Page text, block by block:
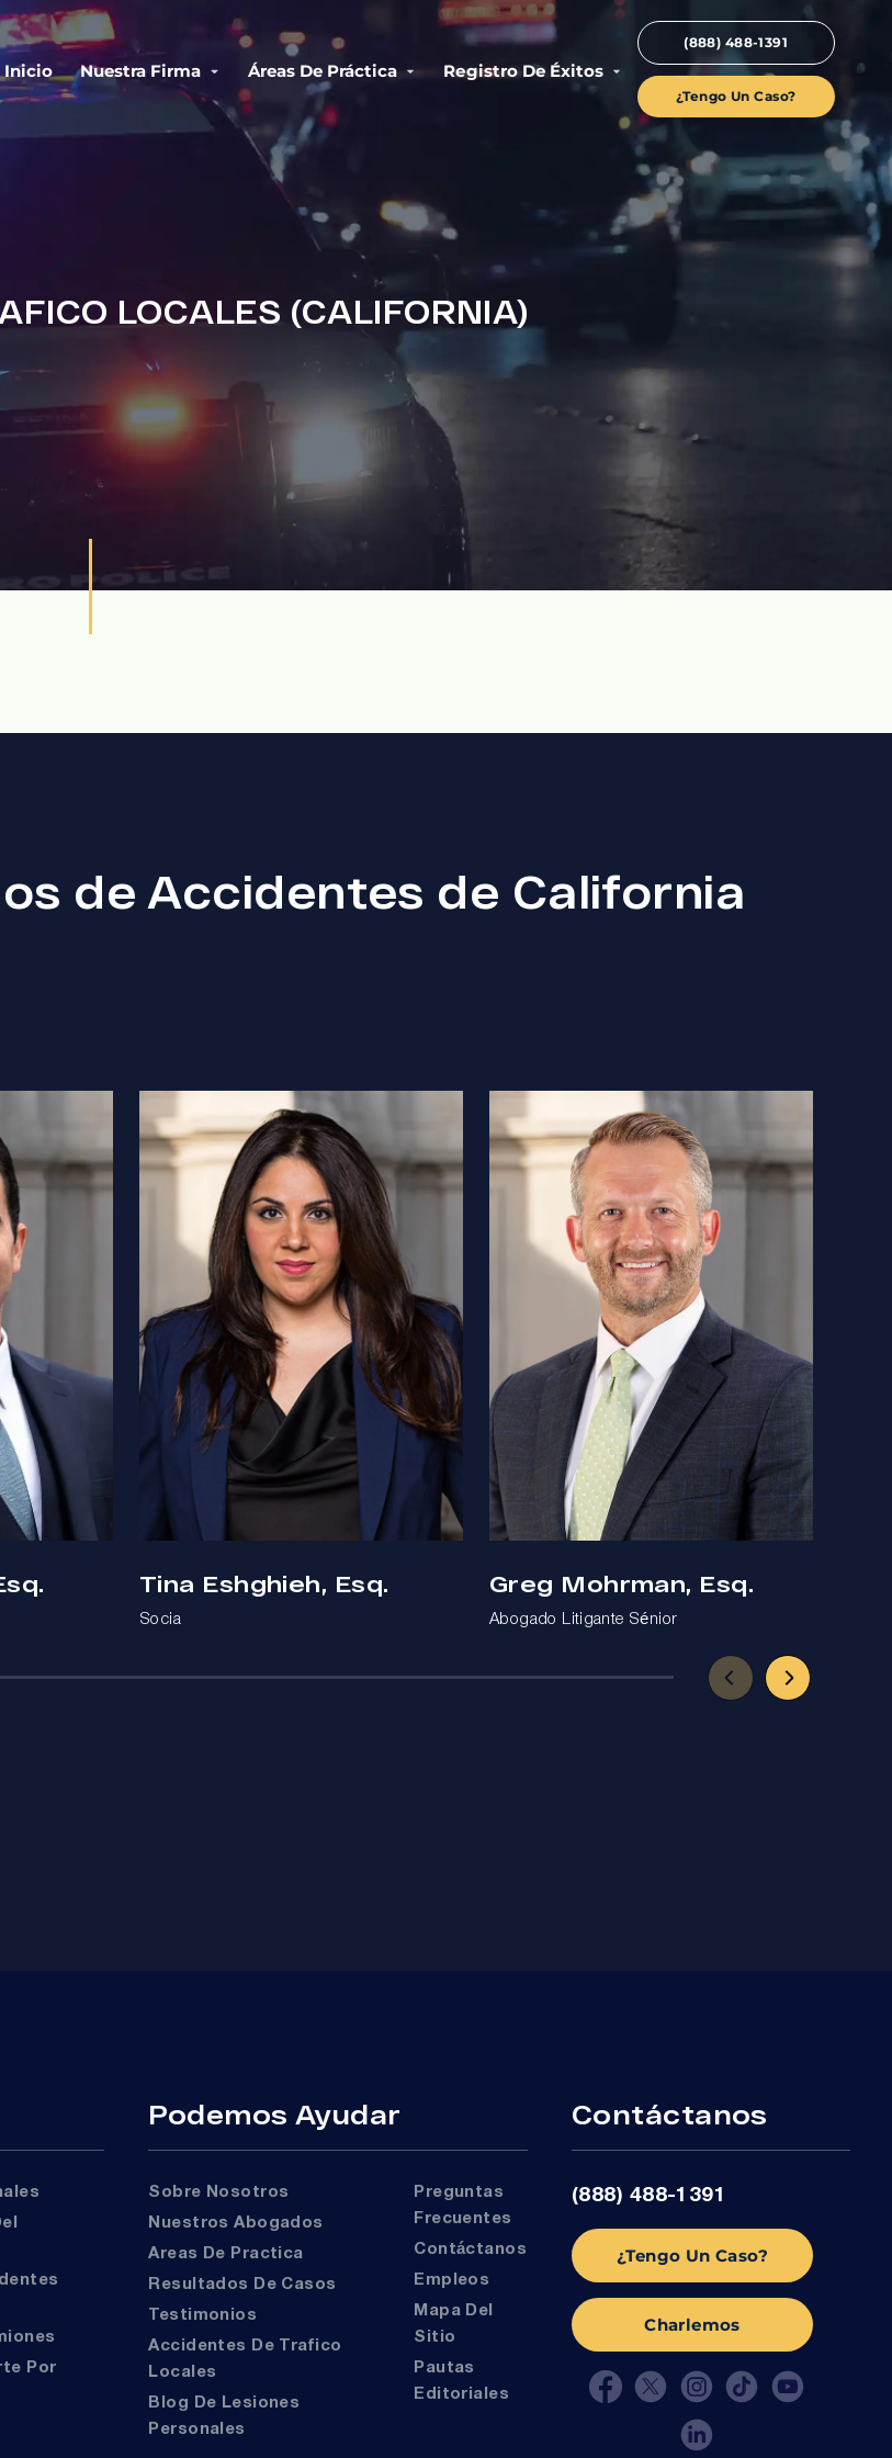
Inicio Nuestra Firma Áreas De Práctica Registro De Éxitos
(888) 488-1391
¿Tengo Un Caso?
LOCALES (CALIFORNIA)
de Accidentes de California
Tina Eshghieh, Esq.
Socia
Greg Mohrman, Esq.
Abogado Litigante Sénior
Podemos Ayudar
Sobre Nosotros
Nuestros Abogados
Areas De Practica
Resultados De Casos
Testimonios
Accidentes De Trafico
Locales
Blog De Lesiones
Personales
Preguntas
Frecuentes
Contáctanos
Empleos
Mapa Del
Sitio
Pautas
Editoriales
Contáctanos
(888) 488-1391
¿Tengo Un Caso?
Charlemos